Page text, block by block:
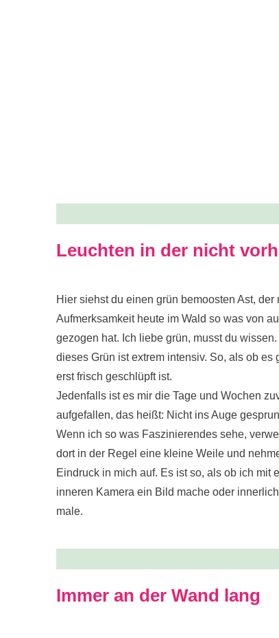
Leuchten in der nicht
Hier siehst du einen grün bemoosten Ast, der
Aufmerksamkeit heute im Wald so was von
gezogen hat. Ich liebe grün, musst du
dieses Grün ist extrem intensiv. So, als ob es
erst frisch geschlüpft ist.
Jedenfalls ist es mir die Tage und Wochen
aufgefallen, das heißt: Nicht ins Auge
Wenn ich so was Faszinierendes sehe,
dort in der Regel eine kleine Weile und
Eindruck in mich auf. Es ist so, als ob ich mit
inneren Kamera ein Bild mache oder
male.
Immer an der Wand lang